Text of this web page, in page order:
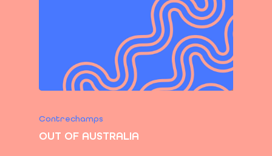
Contrechamps
OUT OF AUSTRALIA